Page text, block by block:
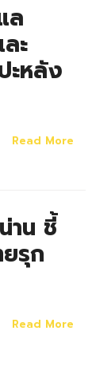
ล
ะ
ะหลัง
Read More
าน ชี้
รุก
Read More